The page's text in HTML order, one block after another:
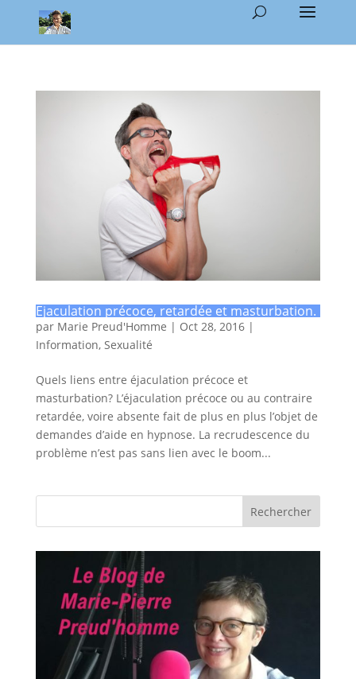
Ejaculation précoce, retardée et masturbation.
par Marie Preud'Homme | Oct 28, 2016|
Information, Sexualité
Quels liens entre éjaculation précoce et
masturbation? L’éjaculation précoce ou au contraire
retardée, voire absente fait de plus en plus l’objet de
demandes d’aide en hypnose. La recrudescence du
problème n’est pas sans lien avec le boom...